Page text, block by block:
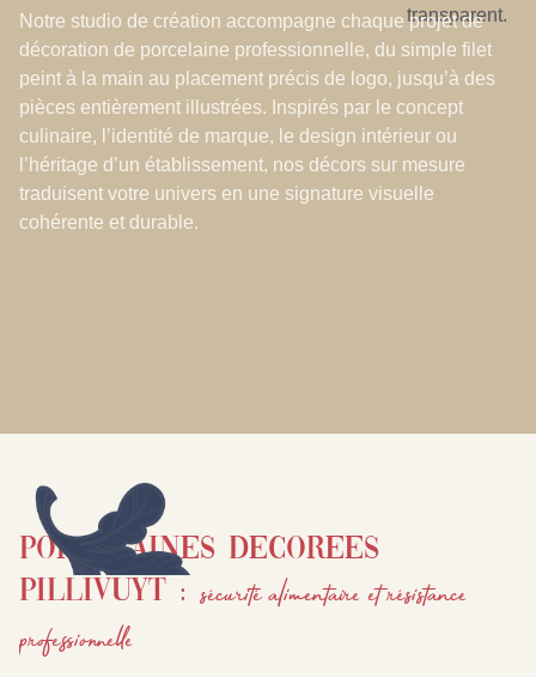
Notre studio de création accompagne chaque projet de
décoration de porcelaine professionnelle, du simple filet
peint à la main au placement précis de logo, jusqu’à des
pièces entièrement illustrées. Inspirés par le concept
culinaire, l’identité de marque, le design intérieur ou
l’héritage d’un établissement, nos décors sur mesure
traduisent votre univers en une signature visuelle
cohérente et durable.
Porcelaines decorees
Pillivuyt : sécurité alimentaire et résistance
professionnelle